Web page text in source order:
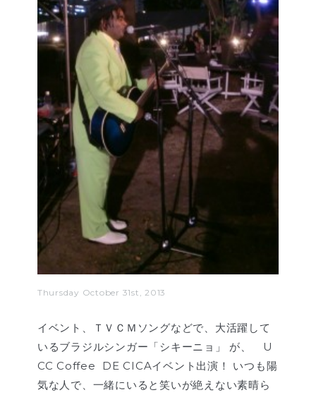
Thursday October 31st, 2013
イベント、ＴＶＣＭソングなどで、大活躍して
いるブラジルシンガー「シキーニョ」 が、 U
CC Coffee DE CICAイベント出演！ いつも陽
気な人で、一緒にいると笑いが絶えない素晴ら